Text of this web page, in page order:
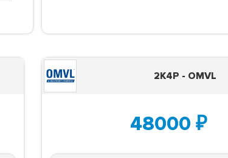
2K4P - OMVL
48000 ₽